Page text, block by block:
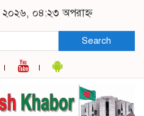
২০২৬, ০৪:২৩ অপরাহ্ন
Search